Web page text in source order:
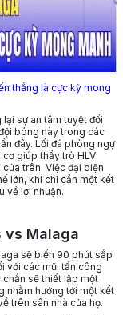
thắng là cực kỳ mong
sự an tâm tuyệt đối
bóng này trong các
đây. Lối đá phòng ngự
cơ giúp thầy trò HLV
trên. Việc đại diện
lớn, khi chỉ cần một kết
về lợi nhuận.
vs Malaga
sẽ biến 90 phút sắp
với các mũi tấn công
chắn sẽ thiết lập một
nhằm hướng tới một kết
trên sân nhà của họ.